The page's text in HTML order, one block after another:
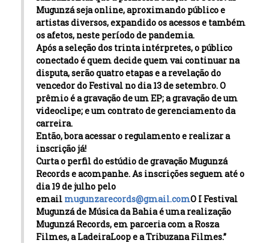
Mugunzá seja online, aproximando público e
artistas diversos, expandido os acessos e também
os afetos, neste período de pandemia.
Após a seleção dos trinta intérpretes, o público
conectado é quem decide quem vai continuar na
disputa, serão quatro etapas e a revelação do
vencedor do Festival no dia 13 de setembro. O
prêmio é a gravação de um EP; a gravação de um
videoclipe; e um contrato de gerenciamento da
carreira.
Então, bora acessar o regulamento e realizar a
inscrição já!
Curta o perfil do estúdio de gravação Mugunzá
Records e acompanhe. As inscrições seguem até o
dia 19 de julho pelo
email mugunzarecords@gmail.comO I Festival
Mugunzá de Música da Bahia é uma realização
Mugunzá Records, em parceria com a Rosza
Filmes, a LadeiraLoop e a Tribuzana Filmes.”